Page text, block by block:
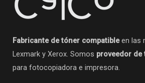
Fabricante de tóner compatibleen las
Lexmark y Xerox. Somos proveedor de
para fotocopiadora e impresora.